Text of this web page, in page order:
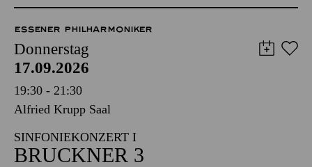
ESSENER PHILHARMONIKER
Donnerstag
17.09.2026
19:30 - 21:30
Alfried Krupp Saal
SINFONIEKONZERT I
BRUCKNER 3